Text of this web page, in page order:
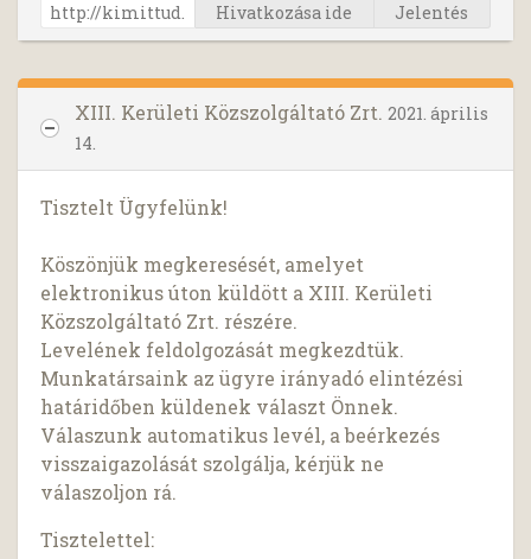
Hivatkozása ide Jelentés
XIII. Kerületi Közszolgáltató Zrt. 2021. április
14.
Tisztelt Ügyfelünk!
Köszönjük megkeresését, amelyet
elektronikus úton küldött a XIII. Kerületi
Közszolgáltató Zrt. részére.
Levelének feldolgozását megkezdtük.
Munkatársaink az ügyre irányadó elintézési
határidőben küldenek választ Önnek.
Válaszunk automatikus levél, a beérkezés
visszaigazolását szolgálja, kérjük ne
válaszoljon rá.
Tisztelettel: